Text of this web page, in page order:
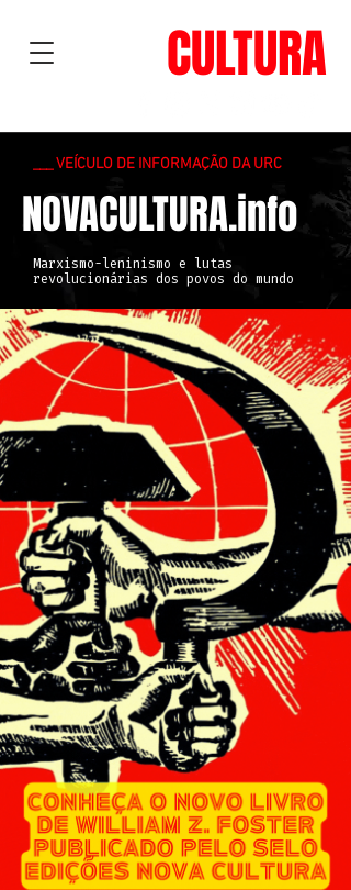
CULTURA
___ VEÍCULO DE INFORMAÇÃO DA URC
NOVACULTURA.info
Marxismo-leninismo e lutas
revolucionárias dos povos do mundo